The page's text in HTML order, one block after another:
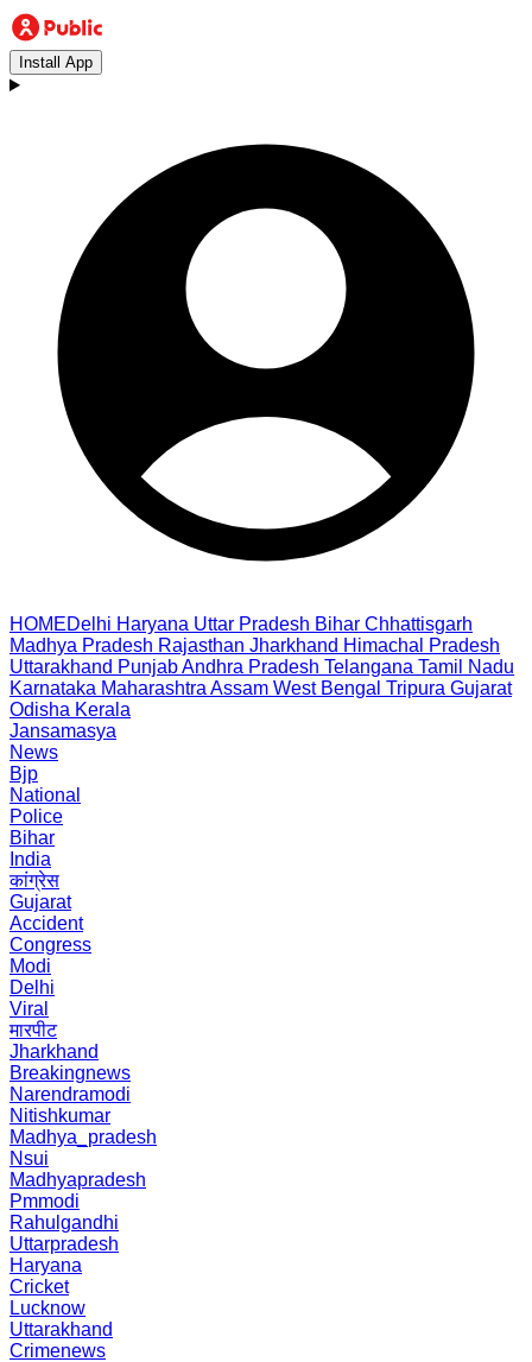
Install App
HOMEDelhi Haryana Uttar Pradesh Bihar Chhattisgarh
Madhya Pradesh Rajasthan Jharkhand Himachal Pradesh
Uttarakhand PunjabAndhra Pradesh Telangana Tamil Nadu
Karnataka Maharashtra Assam West Bengal Tripura Gujarat
Odisha Kerala
Jansamasya
News
Bjp
National
Police
Bihar
India
कांग्रेस
Gujarat
Accident
Congress
Modi
Delhi
Viral
मारपीट
Jharkhand
Breakingnews
Narendramodi
Nitishkumar
Madhya_pradesh
Nsui
Madhyapradesh
Pmmodi
Rahulgandhi
Uttarpradesh
Haryana
Cricket
Lucknow
Uttarakhand
Crimenews